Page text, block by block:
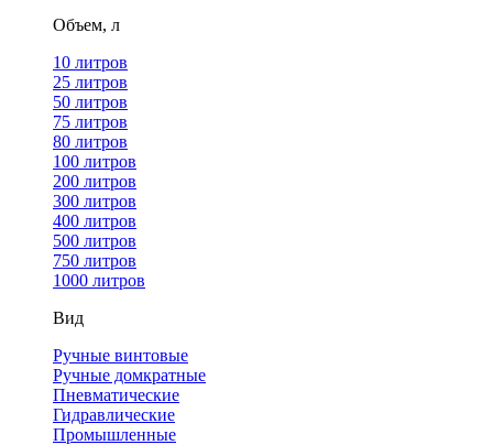
Объем, л
10 литров
25 литров
50 литров
75 литров
80 литров
100 литров
200 литров
300 литров
400 литров
500 литров
750 литров
1000 литров
Вид
Ручные винтовые
Ручные домкратные
Пневматические
Гидравлические
Промышленные